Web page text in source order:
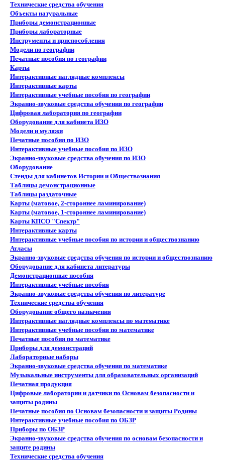
Технические средства обучения
Объекты натуральные
Приборы демонстрационные
Приборы лабораторные
Инструменты и приспособления
Модели по географии
Печатные пособия по географии
Карты
Интерактивные наглядные комплексы
Интерактивные карты
Интерактивные учебные пособия по географии
Экранно-звуковые средства обучения по географии
Цифровая лаборатория по географии
Оборудование для кабинета ИЗО
Модели и муляжи
Печатные пособия по ИЗО
Интерактивные учебные пособия по ИЗО
Экранно-звуковые средства обучения по ИЗО
Оборудование
Стенды для кабинетов Истории и Обществознания
Таблицы демонстрационные
Таблицы раздаточные
Карты (матовое, 2-стороннее ламинирование)
Карты (матовое, 1-стороннее ламинирование)
Карты КПСО "Спектр"
Интерактивные карты
Интерактивные учебные пособия по истории и обществознанию
Атласы
Экранно-звуковые средства обучения по истории и обществознанию
Оборудование для кабинета литературы
Демонстрационные пособия
Интерактивные учебные пособия
Экранно-звуковые средства обучения по литературе
Технические средства обучения
Оборудование общего назначения
Интерактивные наглядные комплексы по математике
Интерактивные учебные пособия по математике
Печатные пособия по математике
Приборы для демонстраций
Лабораторные наборы
Экранно-звуковые средства обучения по математике
Музыкальные инструменты для образовательных организаций
Печатная продукция
Цифровые лаборатории и датчики по Основам безопасности и
защиты родины
Печатные пособия по Основам безопасности и защиты Родины
Интерактивные учебные пособия по ОБЗР
Приборы по ОБЗР
Экранно-звуковые средства обучения по основам безопасности и
защите родины
Технические средства обучения